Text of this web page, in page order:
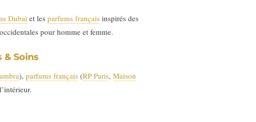
Dubaïet les parfums françaisinspirés des
pour homme et femme.
Soins
), parfums français (RP Paris, Maison